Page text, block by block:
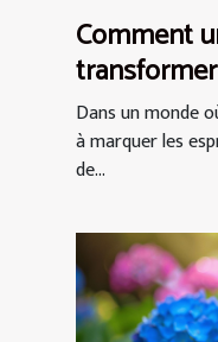
Comment
événement
inoubliable
Dans un monde
à marquer les
de...